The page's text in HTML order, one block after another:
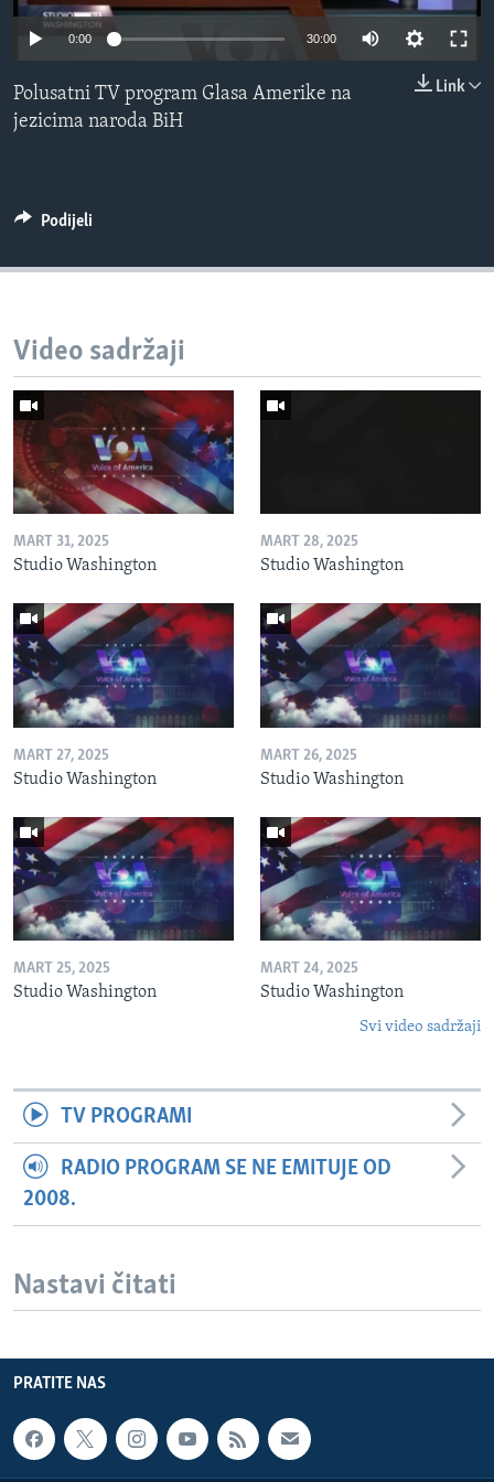
MAGAZIN
O GLASU AMERIKE
Learning English
0:00 30:00
Link
Polusatni TV program Glasa Amerike na
jezicima naroda BiH
Podijeli
Video sadržaji
MART 31, 2025
Studio Washington
MART 28, 2025
Studio Washington
MART 27, 2025
Studio Washington
MART 26, 2025
Studio Washington
MART 25, 2025
Studio Washington
MART 24, 2025
Studio Washington
Svi video sadržaji
TV PROGRAMI
RADIO PROGRAM SE NE EMITUJE OD
2008.
Nastavi čitati
PRATITE NAS